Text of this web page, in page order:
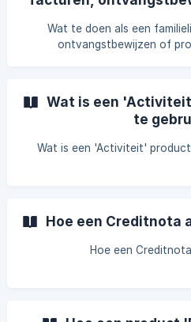
Wat te doen als een
ontvangstbewijzen of
Wat is een
te
Wat is een 'Activiteit'
Hoe een Creditnota
Hoe een